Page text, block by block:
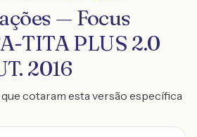
— Focus
TITA PLUS 2.0
2016
cotaram esta versão específica